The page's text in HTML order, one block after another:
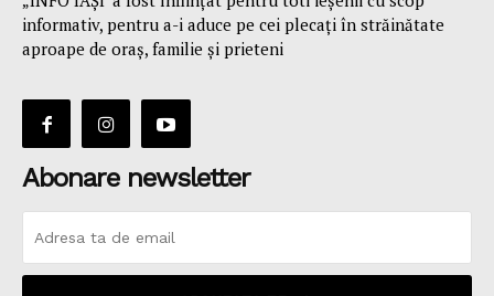
informativ, pentru a-i aduce pe cei plecaţi în străinătate
aproape de oraş, familie și prieteni
Abonare newsletter